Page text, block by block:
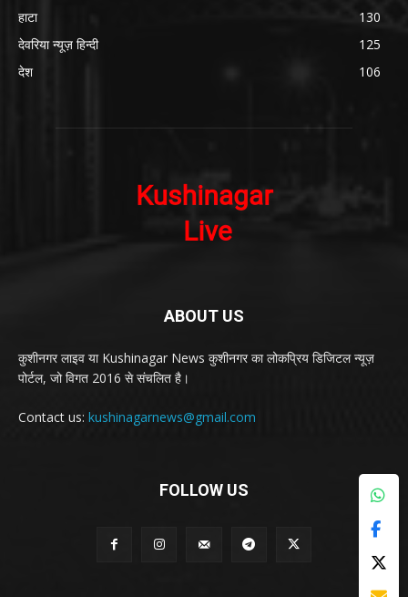
हाटा
130
देवरिया न्यूज़ हिन्दी
125
देश
106
ABOUT US
कुशीनगर लाइव या Kushinagar News कुशीनगर का लोकप्रिय डिजिटल न्यूज़
पोर्टल, जो विगत 2016 से संचलित है।
Contact us: kushinagarnews@gmail.com
FOLLOW US